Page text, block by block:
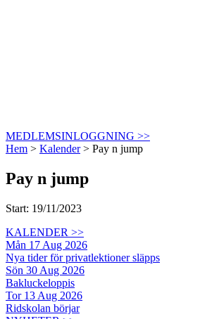
MEDLEMSINLOGGNING >>
Hem > Kalender> Pay n jump
Pay n jump
Start: 19/11/2023
KALENDER >>
Mån 17 Aug 2026
Nya tider för privatlektioner släpps
Sön 30 Aug 2026
Bakluckeloppis
Tor 13 Aug 2026
Ridskolan börjar